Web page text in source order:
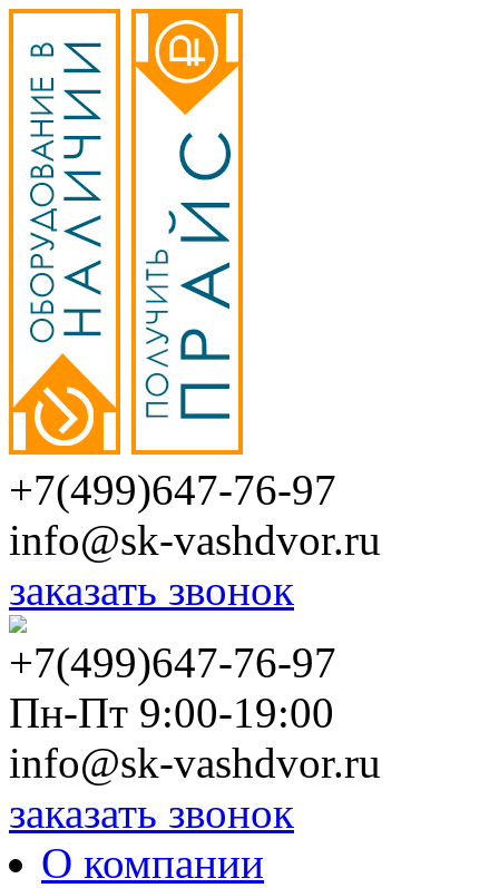
+7(499)647-76-97
info@sk-vashdvor.ru
заказать звонок
+7(499)647-76-97
Пн-Пт 9:00-19:00
info@sk-vashdvor.ru
заказать звонок
О компании